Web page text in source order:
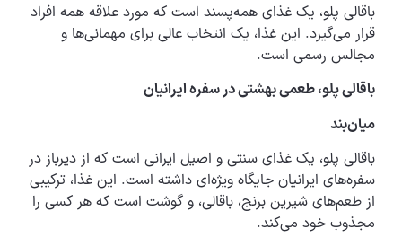
باقالی پلو، یک غذای همه‌پسند است که مورد علاقه همه افراد
قرار می‌گیرد. این غذا، یک انتخاب عالی برای مهمانی‌ها و
مجالس رسمی است.
باقالی پلو، طعمی بهشتی در سفره ایرانیان
میان‌بند
باقالی پلو، یک غذای سنتی و اصیل ایرانی است که از دیرباز در
سفره‌های ایرانیان جایگاه ویژه‌ای داشته است. این غذا، ترکیبی
از طعم‌های شیرین برنج، باقالی، و گوشت است که هر کسی را
مجذوب خود می‌کند.